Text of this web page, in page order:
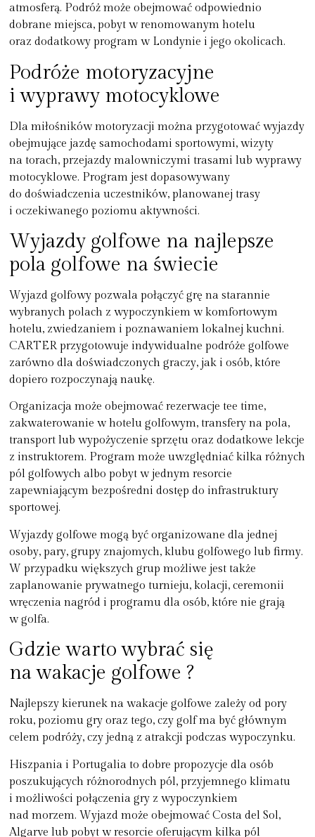
atmosferą. Podróż może obejmować odpowiednio
dobrane miejsca, pobyt w renomowanym hotelu
oraz dodatkowy program w Londynie i jego okolicach.
Podróże motoryzacyjne
i wyprawy motocyklowe
Dla miłośników motoryzacji można przygotować wyjazdy
obejmujące jazdę samochodami sportowymi, wizyty
na torach, przejazdy malowniczymi trasami lub wyprawy
motocyklowe. Program jest dopasowywany
do doświadczenia uczestników, planowanej trasy
i oczekiwanego poziomu aktywności.
Wyjazdy golfowe na najlepsze
pola golfowe na świecie
Wyjazd golfowy pozwala połączyć grę na starannie
wybranych polach z wypoczynkiem w komfortowym
hotelu, zwiedzaniem i poznawaniem lokalnej kuchni.
CARTER przygotowuje indywidualne podróże golfowe
zarówno dla doświadczonych graczy, jak i osób, które
dopiero rozpoczynają naukę.
Organizacja może obejmować rezerwacje tee time,
zakwaterowanie w hotelu golfowym, transfery na pola,
transport lub wypożyczenie sprzętu oraz dodatkowe lekcje
z instruktorem. Program może uwzględniać kilka różnych
pól golfowych albo pobyt w jednym resorcie
zapewniającym bezpośredni dostęp do infrastruktury
sportowej.
Wyjazdy golfowe mogą być organizowane dla jednej
osoby, pary, grupy znajomych, klubu golfowego lub firmy.
W przypadku większych grup możliwe jest także
zaplanowanie prywatnego turnieju, kolacji, ceremonii
wręczenia nagród i programu dla osób, które nie grają
w golfa.
Gdzie warto wybrać się
na wakacje golfowe ?
Najlepszy kierunek na wakacje golfowe zależy od pory
roku, poziomu gry oraz tego, czy golf ma być głównym
celem podróży, czy jedną z atrakcji podczas wypoczynku.
Hiszpania i Portugalia to dobre propozycje dla osób
poszukujących różnorodnych pól, przyjemnego klimatu
i możliwości połączenia gry z wypoczynkiem
nad morzem. Wyjazd może obejmować Costa del Sol,
Algarve lub pobyt w resorcie oferującym kilka pól